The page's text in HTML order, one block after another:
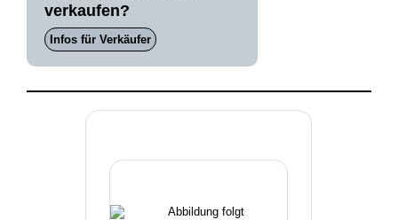
verkaufen?
Infos für Verkäufer